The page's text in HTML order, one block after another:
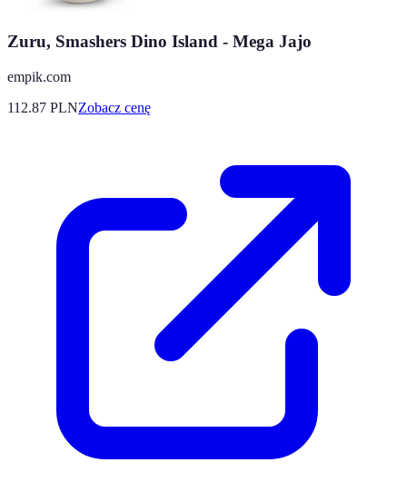
Zuru, Smashers Dino Island - Mega Jajo
empik.com
112.87 PLNZobacz cenę